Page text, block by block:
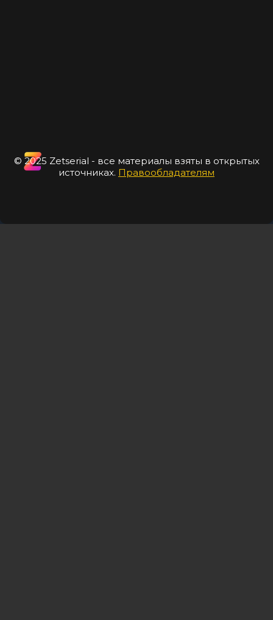
© 2025 Zetserial - все материалы взяты в открытых
источниках. Правообладателям